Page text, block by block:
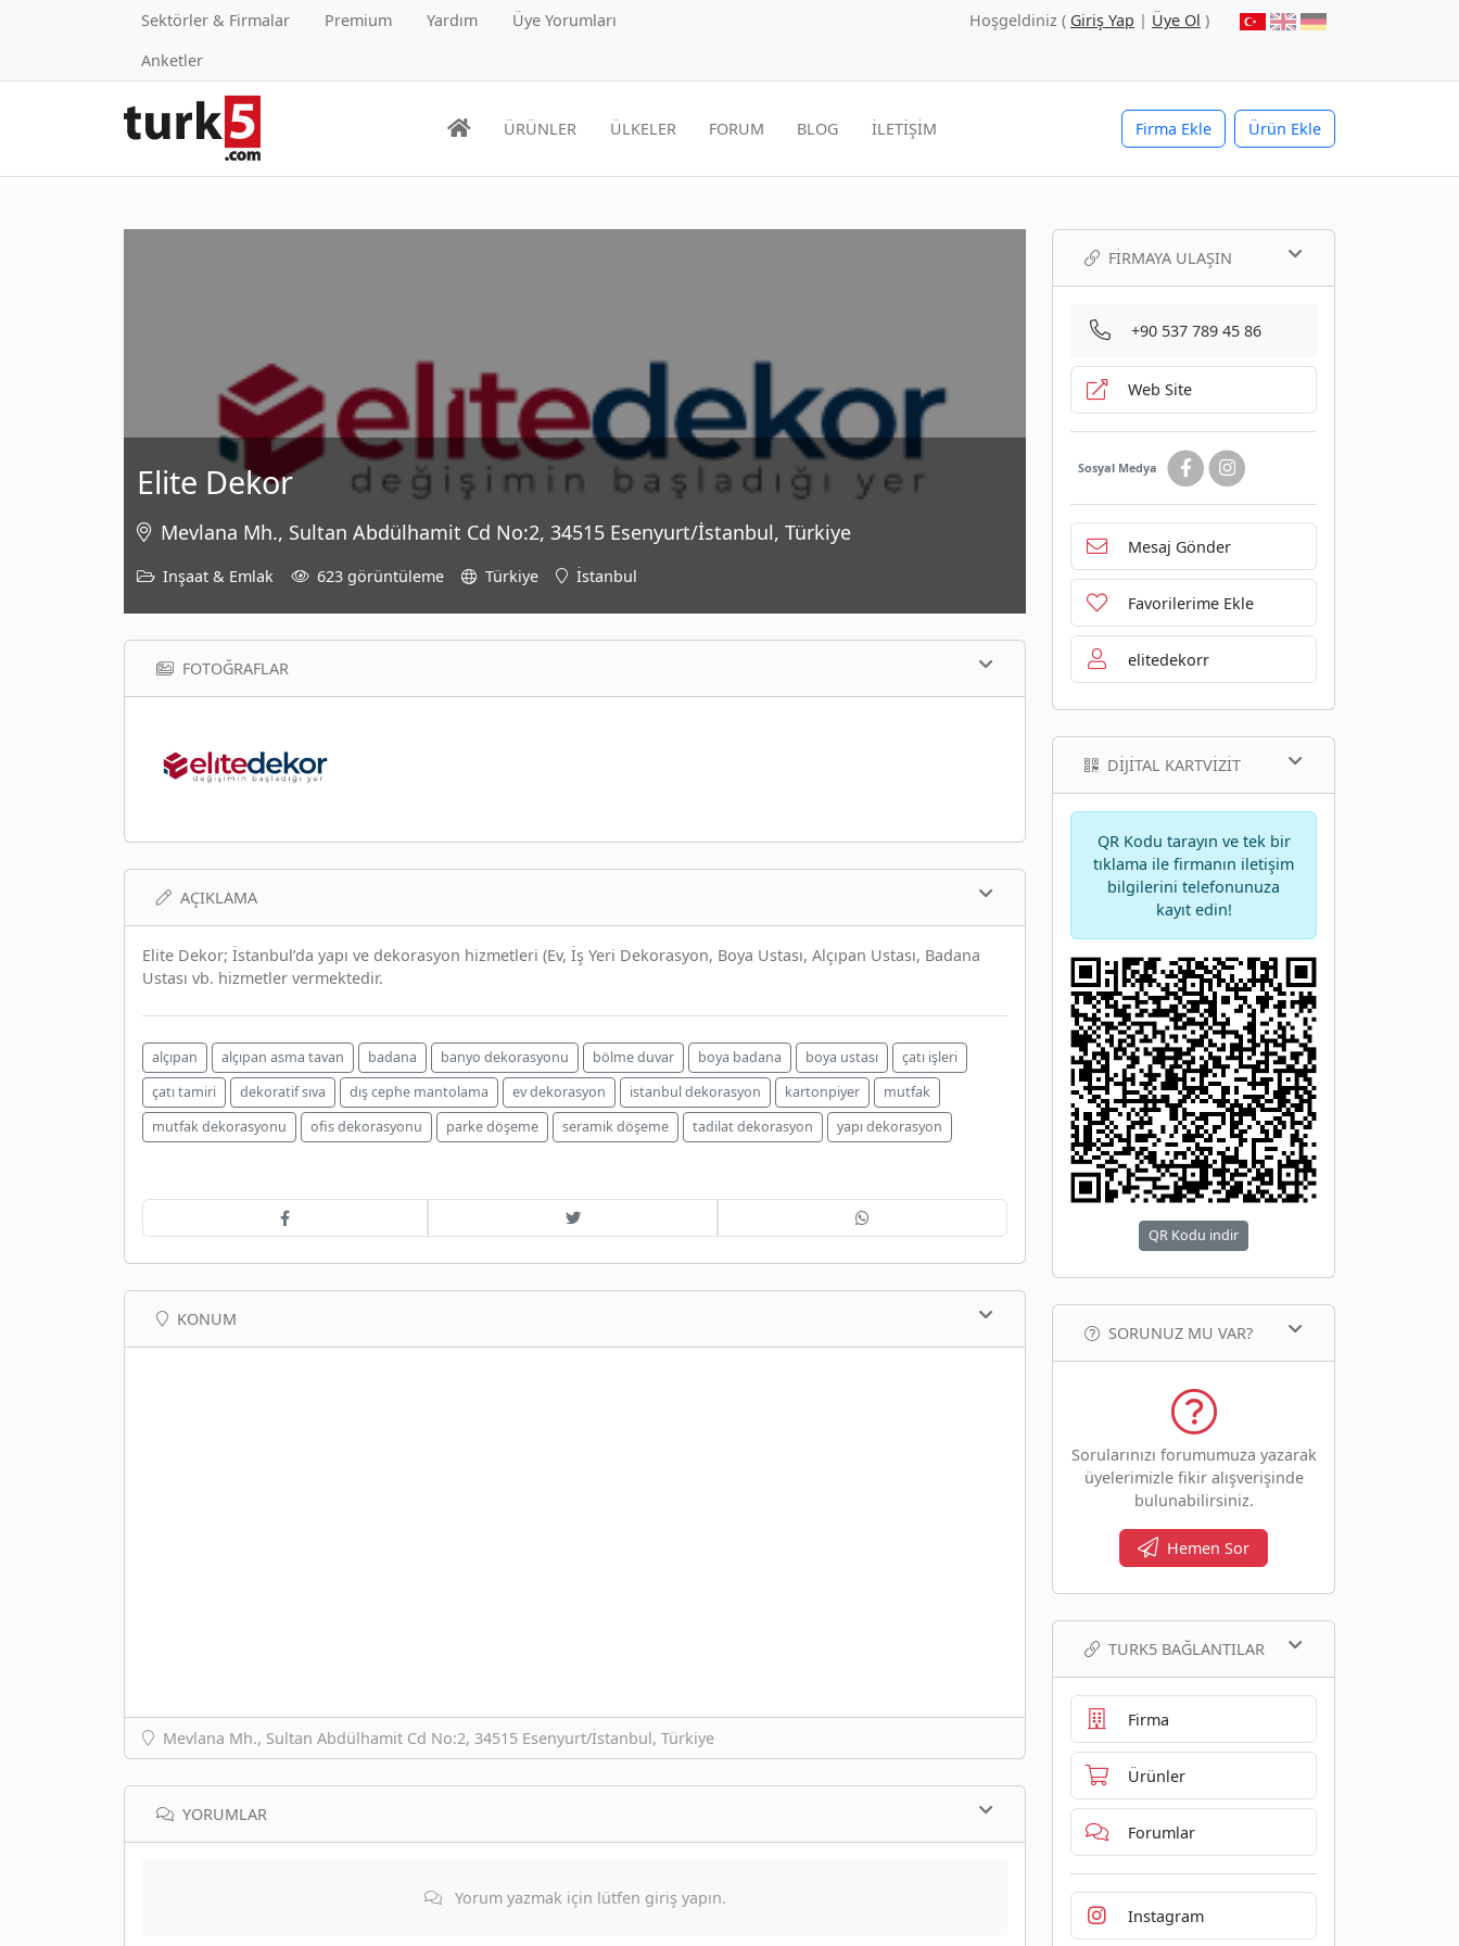
Sektörler & Firmalar Premium Yardım
Üye Yorumları
Anketler
Hoşgeldiniz ( Giriş Yap | Üye Ol )
Firma Ekle Ürün Ekle
ÜRÜNLER ÜLKELER FORUM BLOG İLETİŞİM
Elite Dekor
Mevlana Mh., Sultan Abdülhamit Cd No:2, 34515 Esenyurt/İstanbul, Türkiye
Inşaat & Emlak 623 görüntüleme Türkiye İstanbul
FOTOĞRAFLAR
AÇIKLAMA
Elite Dekor; İstanbul’da yapı ve dekorasyon hizmetleri (Ev, İş Yeri Dekorasyon, Boya Ustası, Alçıpan Ustası, Badana
Ustası vb. hizmetler vermektedir.
alçıpan alçıpan asma tavan badana banyo dekorasyonu bölme duvar boya badana boya ustası
çatı işleri
çatı tamiri
dekoratif sıva dış cephe mantolama ev dekorasyon istanbul dekorasyon kartonpiyer
mutfak
mutfak dekorasyonu
ofis dekorasyonu parke döşeme seramik döşeme tadilat dekorasyon yapı dekorasyon
KONUM
Mevlana Mh., Sultan Abdülhamit Cd No:2, 34515 Esenyurt/İstanbul, Türkiye
YORUMLAR
Yorum yazmak için lütfen giriş yapın.
FIRMAYA ULAŞIN
+90 537 789 45 86
Web Site
Sosyal Medya
Mesaj Gönder
Favorilerime Ekle
elitedekorr
DIJITAL KARTVIZIT
QR Kodu tarayın ve tek bir
tıklama ile firmanın iletişim
bilgilerini telefonunuza
kayıt edin!
QR Kodu indir
SORUNUZ MU VAR?
Sorularınızı forumumuza yazarak
üyelerimizle fikir alışverişinde
bulunabilirsiniz.
Hemen Sor
TURK5 BAĞLANTILAR
Firma
Ürünler
Forumlar
Instagram